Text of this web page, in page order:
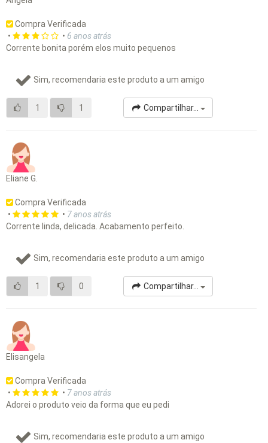
Compra Verificada
•
• 6 anos atrás
Corrente bonita porém elos muito pequenos
Sim, recomendaria este produto a um amigo
1 1 Compartilhar...
Eliane G.
Compra Verificada
•
• 7 anos atrás
Corrente linda, delicada. Acabamento perfeito.
Sim, recomendaria este produto a um amigo
1 0 Compartilhar...
Elisangela
Compra Verificada
•
• 7 anos atrás
Adorei o produto veio da forma que eu pedi
Sim, recomendaria este produto a um amigo